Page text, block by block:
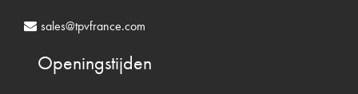
sales@tpvfrance.com
Openingstijden